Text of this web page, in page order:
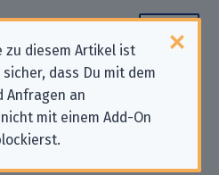
zu diesem Artikel ist
dass Du mit dem
Anfragen an
mit einem Add-On
für
Wein- und Sekt-
GmbH“